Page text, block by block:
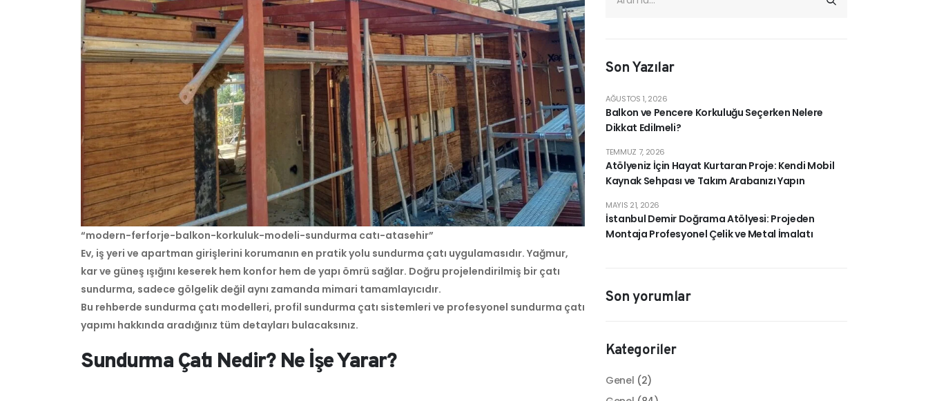
“modern-ferforje-balkon-korkuluk-modeli-sundurma catı-atasehir”
Ev, iş yeri ve apartman girişlerini korumanın en pratik yolu sundurma çatı uygulamasıdır. Yağmur,
kar ve güneş ışığını keserek hem konfor hem de yapı ömrü sağlar. Doğru projelendirilmiş bir çatı
sundurma, sadece gölgelik değil aynı zamanda mimari tamamlayıcıdır.
Bu rehberde sundurma çatı modelleri, profil sundurma çatı sistemleri ve profesyonel sundurma çatı
yapımı hakkında aradığınız tüm detayları bulacaksınız.
Sundurma Çatı Nedir? Ne İşe Yarar?
Son Yazılar
Balkon ve Pencere Korkuluğu Seçerken Nelere
Dikkat Edilmeli?
AĞUSTOS 1, 2026
Atölyeniz İçin Hayat Kurtaran Proje: Kendi Mobil
Kaynak Sehpası ve Takım Arabanızı Yapın
TEMMUZ 7, 2026
İstanbul Demir Doğrama Atölyesi: Projeden
Montaja Profesyonel Çelik ve Metal İmalatı
MAYIS 21, 2026
Son yorumlar
Kategoriler
Genel (2)